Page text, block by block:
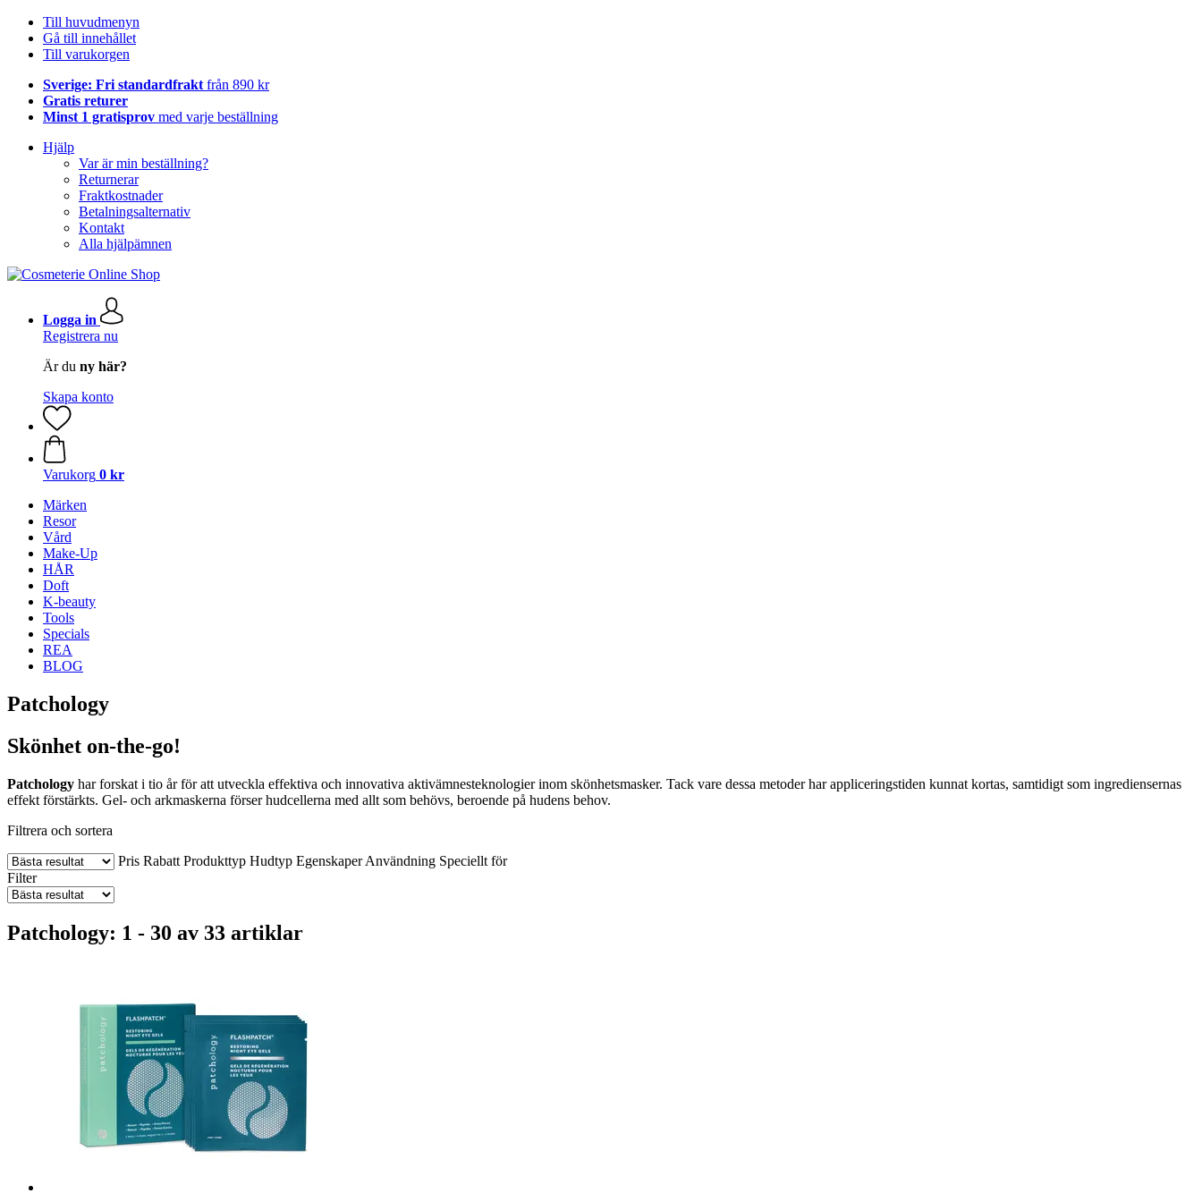
Till huvudmenyn
Gå till innehållet
Till varukorgen
Sverige: Fri standardfrakt från 890 kr
Gratis returer
Minst 1 gratisprov med varje beställning
Hjälp
Var är min beställning?
Returnerar
Fraktkostnader
Betalningsalternativ
Kontakt
Alla hjälpämnen
Logga in
Registrera nu
Är du ny här?
Skapa konto
Varukorg 0 kr
Märken
Resor
Vård
Make-Up
HÅR
Doft
K-beauty
Tools
Specials
REA
BLOG
Patchology
Skönhet on-the-go!
Patchology har forskat i tio år för att utveckla effektiva och innovativa aktivämnesteknologier inom skönhetsmasker. Tack vare dessa metoder har appliceringstiden kunnat kortas, samtidigt som ingrediensernas
effekt förstärkts. Gel- och arkmaskerna förser hudcellerna med allt som behövs, beroende på hudens behov.
Filtrera och sortera
Pris Rabatt Produkttyp Hudtyp Egenskaper Användning Speciellt för
Filter
Patchology: 1 - 30 av 33 artiklar